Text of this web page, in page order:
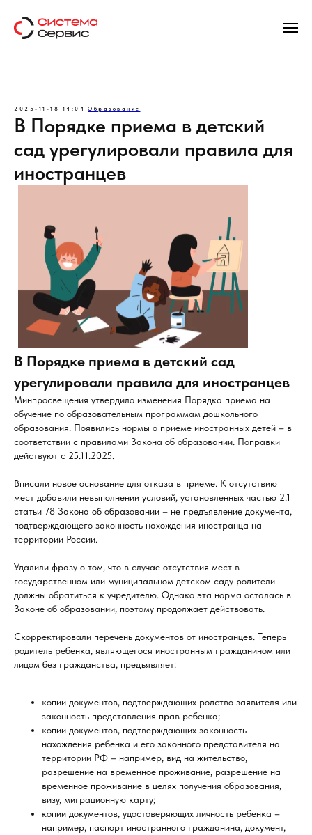
2025-11-18 14:04 Образование
В Порядке приема в детский
сад урегулировали правила для
иностранцев
В Порядке приема в детский сад
урегулировали правила для иностранцев
Минпросвещения утвердило изменения Порядка приема на
обучение по образовательным программам дошкольного
образования. Появились нормы о приеме иностранных детей – в
соответствии с правилами Закона об образовании. Поправки
действуют с 25.11.2025.
Вписали новое основание для отказа в приеме. К отсутствию
мест добавили невыполнении условий, установленных частью 2.1
статьи 78 Закона об образовании – не предъявление документа,
подтверждающего законность нахождения иностранца на
территории России.
Удалили фразу о том, что в случае отсутствия мест в
государственном или муниципальном детском саду родители
должны обратиться к учредителю. Однако эта норма осталась в
Законе об образовании, поэтому продолжает действовать.
Скорректировали перечень документов от иностранцев. Теперь
родитель ребенка, являющегося иностранным гражданином или
лицом без гражданства, предъявляет:
копии документов, подтверждающих родство заявителя или
законность представления прав ребенка;
копии документов, подтверждающих законность
нахождения ребенка и его законного представителя на
территории РФ – например, вид на жительство,
разрешение на временное проживание, разрешение на
временное проживание в целях получения образования,
визу, миграционную карту;
копии документов, удостоверяющих личность ребенка –
например, паспорт иностранного гражданина, документ,